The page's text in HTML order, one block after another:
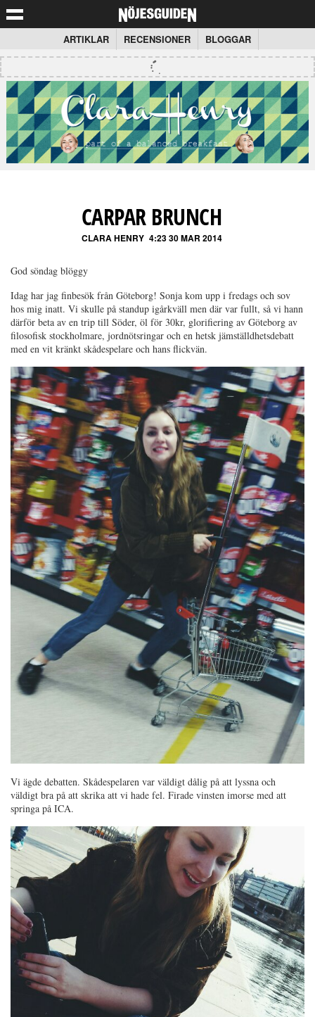
ARTIKLAR RECENSIONER BLOGGAR
CARPAR BRUNCH
CLARA HENRY 4:23 30 MAR 2014
God söndag blöggy
Idag har jag finbesök från Göteborg! Sonja kom upp i fredags och sov
hos mig inatt. Vi skulle på standup igårkväll men där var fullt, så vi hann
därför beta av en trip till Söder, öl för 30kr, glorifiering av Göteborg av
filosofisk stockholmare, jordnötsringar och en hetsk jämställdhetsdebatt
med en vit kränkt skådespelare och hans flickvän.
Vi ägde debatten. Skådespelaren var väldigt dålig på att lyssna och
väldigt bra på att skrika att vi hade fel. Firade vinsten imorse med att
springa på ICA.